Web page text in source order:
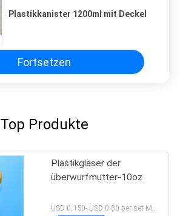
Plastikkanister 1200ml mit Deckel
Fortsetzen
Top Produkte
Plastikgläser der
überwurfmutter-10oz
USD 0.150- USD 0.80 per set MOQ:10000SET